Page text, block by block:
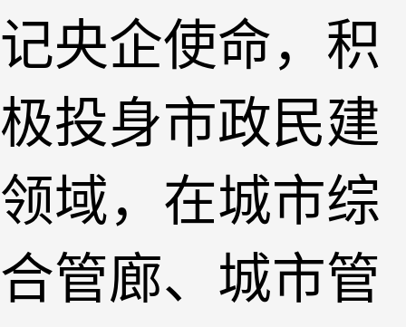
记央企使命，积
极投身市政民建
领域，在城市综
合管廊、城市管